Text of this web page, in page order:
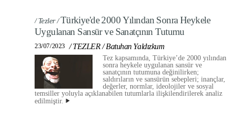
/ Tezler /Türkiye'de 2000 Yılından Sonra Heykele
Uygulanan Sansür ve Sanatçının Tutumu
23/07/2023 /TEZLER /Batuhan Yaldızkum
Tez kapsamında, Türkiye’de 2000 yılından
sonra heykele uygulanan sansür ve
sanatçının tutumuna değinilirken;
saldırıların ve sansürün sebepleri; inançlar,
değerler, normlar, ideolojiler ve sosyal
temsiller yoluyla açıklanabilen tutumlarla ilişkilendirilerek analiz
edilmiştir.